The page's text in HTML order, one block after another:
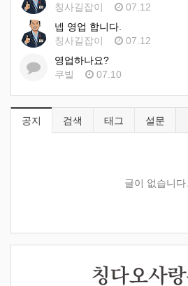
칭사길잡이
07.12
넵 영업 합니다.
칭사길잡이
07.12
영업하나요?
쿠빌
07.10
공지 검색 태그 설문
글이 없습니다.